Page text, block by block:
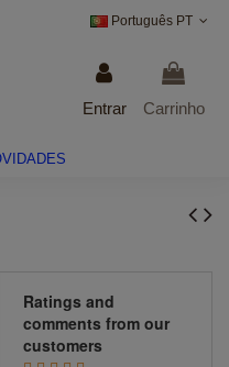
Português PT
Entrar Carrinho
Ratings and
comments from our
customers